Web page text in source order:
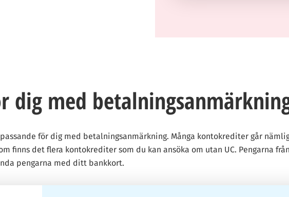
dig med
för dig med betalningsanmärkning. Många kontokrediter går
finns det flera kontokrediter som du kan ansöka om utan UC. Pengarna
pengarna med ditt bankkort.